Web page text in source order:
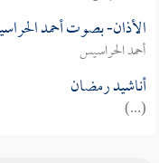
الأذان- بصوت أحمد
أحمد الحراسيس
أناشيد رمضان
(...)